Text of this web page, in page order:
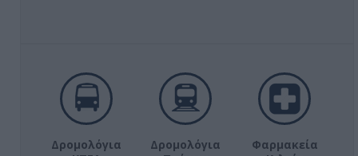
Δρομολόγια
Δρομολόγια
Φαρμακεία